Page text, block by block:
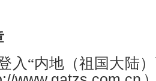
入 “内地（祖国大陆